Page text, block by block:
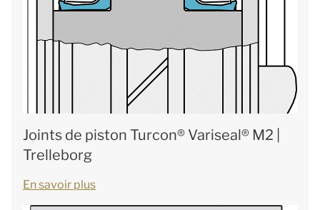
Joints de piston Turcon® Variseal® M2 |
Trelleborg
En savoir plus